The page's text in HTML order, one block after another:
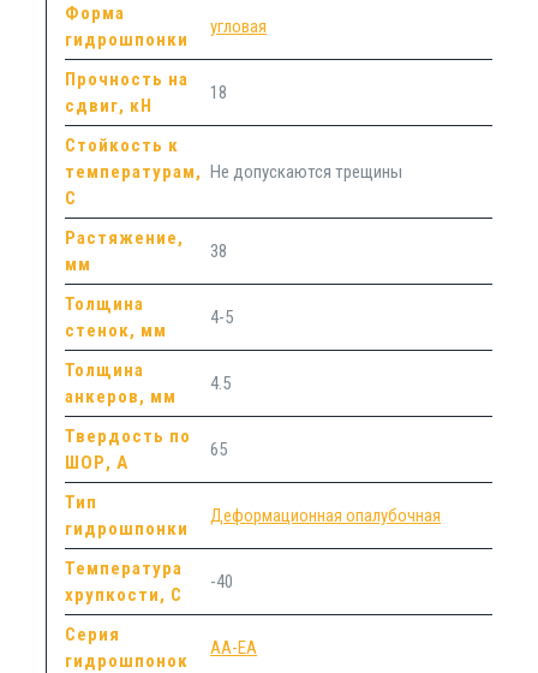
Форма
гидрошпонки
угловая
Прочность на
сдвиг, кН
18
Стойкость к
температурам,
С
Не допускаются трещины
Растяжение,
мм
38
Толщина
стенок, мм
4-5
Толщина
анкеров, мм
4.5
Твердость по
ШОР, А
65
Тип
гидрошпонки
Деформационная опалубочная
Температура
хрупкости, С
-40
Серия
гидрошпонок
АА-ЕА